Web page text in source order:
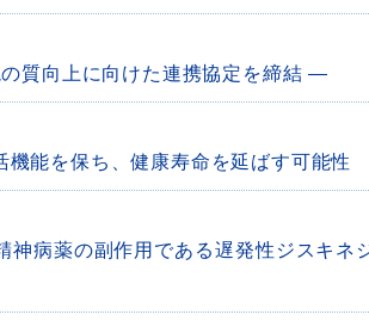
質向上に向けた連携協定を締結 ―
能を保ち、健康寿命を延ばす可能性
病薬の副作用である遅発性ジスキネ